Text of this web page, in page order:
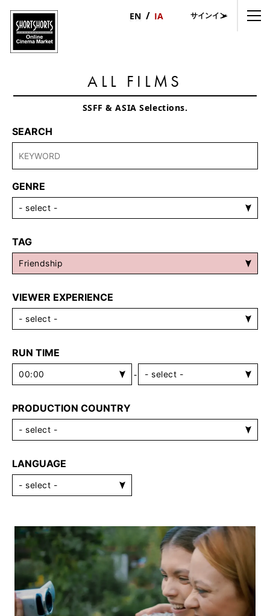
English
サインイン
ALL FILMS
SSFF & ASIA Selections.
SEARCH
GENRE
TAG
VIEWER EXPERIENCE
RUN TIME
-
PRODUCTION COUNTRY
LANGUAGE